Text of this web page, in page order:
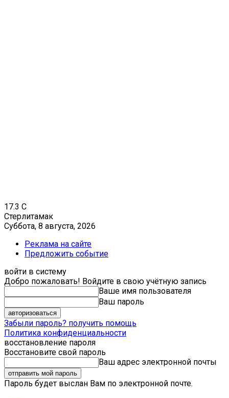
17.3 C
Стерлитамак
Суббота, 8 августа, 2026
Реклама на сайте
Предложить событие
войти в систему
Добро пожаловать! Войдите в свою учётную запись
Ваше имя пользователя
Ваш пароль
Забыли пароль? получить помощь
Политика конфиденциальности
восстановление пароля
Восстановите свой пароль
Ваш адрес электронной почты
Пароль будет выслан Вам по электронной почте.